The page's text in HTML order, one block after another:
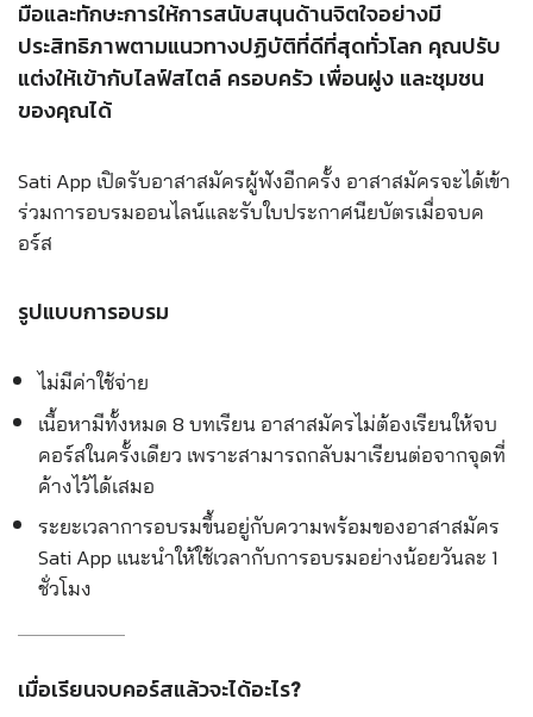
มือและทักษะการให้การสนับสนุนด้านจิตใจอย่างมี
ประสิทธิภาพตามแนวทางปฏิบัติที่ดีที่สุดทั่วโลก คุณปรับ
แต่งให้เข้ากับไลฟ์สไตล์ ครอบครัว เพื่อนฝูง และชุมชน
ของคุณได้
Sati App เปิดรับอาสาสมัครผู้ฟังอีกครั้ง อาสาสมัครจะได้เข้า
ร่วมการอบรมออนไลน์และรับใบประกาศนียบัตรเมื่อจบค
อร์ส
รูปแบบการอบรม
ไม่มีค่าใช้จ่าย
เนื้อหามีทั้งหมด 8 บทเรียน อาสาสมัครไม่ต้องเรียนให้จบ
คอร์สในครั้งเดียว เพราะสามารถกลับมาเรียนต่อจากจุดที่
ค้างไว้ได้เสมอ
ระยะเวลาการอบรมขึ้นอยู่กับความพร้อมของอาสาสมัคร
Sati App แนะนำให้ใช้เวลากับการอบรมอย่างน้อยวันละ 1
ชั่วโมง
เมื่อเรียนจบคอร์สแล้วจะได้อะไร?